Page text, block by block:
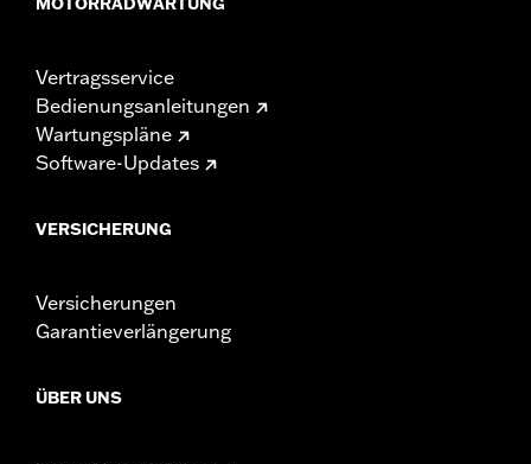
Vertragsservice
Bedienungsanleitungen
Wartungspläne
Software-Updates
VERSICHERUNG
Versicherungen
Garantieverlängerung
ÜBER UNS